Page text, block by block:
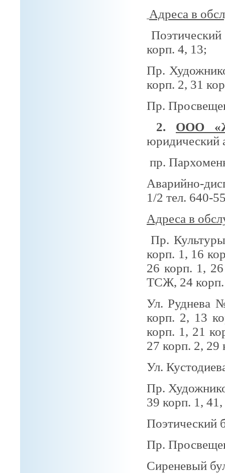
Адреса в
корп. 4, 13;
Пр.
корп. 2, 31
Пр.
2. ООО
юридический
пр.
Аварийно-
1/2 тел. 640-
Адреса в
Пр.
корп. 1, 16
26 корп. 1,
ТСЖ, 24 корп.
Ул. Руднева
корп. 2, 13
корп. 1, 21
27 корп. 2, 29
Ул.
Пр.
39 корп. 1, 41,
Поэтический
Пр.
Сиреневый